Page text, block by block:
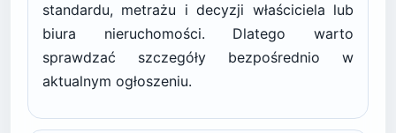
standardu, metrażu i decyzji właściciela lub
biura nieruchomości. Dlatego warto
sprawdzać szczegóły bezpośrednio w
aktualnym ogłoszeniu.